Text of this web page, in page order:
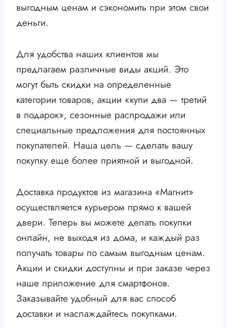
выгодным ценам и сэкономить при этом свои
деньги.
Для удобства наших клиентов мы
предлагаем различные виды акций. Это
могут быть скидки на определенные
категории товаров, акции «купи два — третий
в подарок», сезонные распродажи или
специальные предложения для постоянных
покупателей. Наша цель — сделать вашу
покупку еще более приятной и выгодной.
Доставка продуктов из магазина «Магнит»
осуществляется курьером прямо к вашей
двери. Теперь вы можете делать покупки
онлайн, не выходя из дома, и каждый раз
получать товары по самым выгодным ценам.
Акции и скидки доступны и при заказе через
наше приложение для смартфонов.
Заказывайте удобный для вас способ
доставки и наслаждайтесь покупками.